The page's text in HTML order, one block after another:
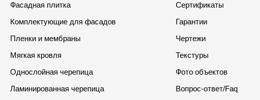
Фасадная плитка
Комплектующие для фасадов
Пленки и мембраны
Мягкая кровля
Однослойная черепица
Ламинированная черепица
Сертификаты
Гарантии
Чертежи
Текстуры
Фото объектов
Вопрос-ответ/Faq